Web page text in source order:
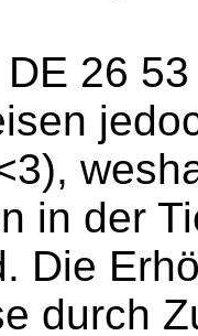
DE 26
in der
Die
durch